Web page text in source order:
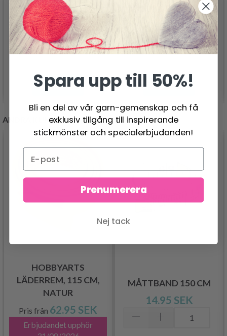
VIKING HOBBYGARN
44.95 SEK
Se produkt
VIKING SNORRE
116.00 SEK
Se produkt
ANDRA KUNDER KÖPTE
HOBBYARTS
LÄDERREM, 115 CM,
NATUR
Pris från 62.95 SEK
Erbjudandet upphör
MÅTTBAND 150 CM
14.95 SEK
Spara upp till 50%!
Bli en del av vår garn-gemenskap och få
exklusiv tillgång till inspirerande
stickmönster och specialerbjudanden!
Prenumerera
Nej tack